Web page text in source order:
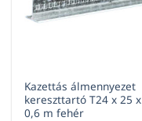
Kazettás álmennyezet
kereszttartó T24 x 25 x
0,6 m fehér